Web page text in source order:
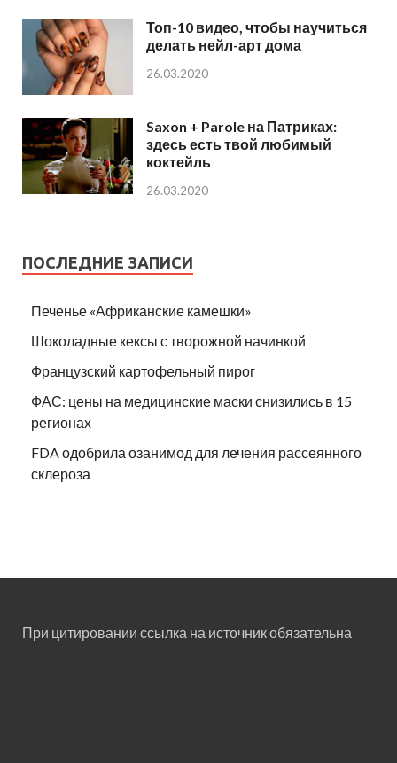
Топ-10 видео, чтобы научиться
делать нейл-арт дома
26.03.2020
Saxon + Parole на Патриках:
здесь есть твой любимый
коктейль
26.03.2020
ПОСЛЕДНИЕ ЗАПИСИ
Печенье «Африканские камешки»
Шоколадные кексы с творожной начинкой
Французский картофельный пирог
ФАС: цены на медицинские маски снизились в 15
регионах
FDA одобрила озанимод для лечения рассеянного
склероза
При цитировании ссылка на источник обязательна